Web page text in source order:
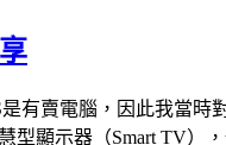
有賣電腦，因此我當時
型顯示器（Smart TV）